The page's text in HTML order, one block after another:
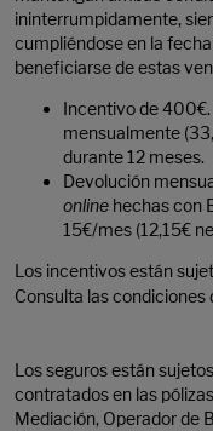
ininterrumpidamente,
cumpliéndose en la
beneficiarse de estas
Incentivo de 400€.
mensualmente
durante 12 meses.
Devolución
online hechas con
15€/mes (12,15€
Los incentivos están
Consulta las condiciones
Los seguros están
contratados en las
Mediación, Operador de